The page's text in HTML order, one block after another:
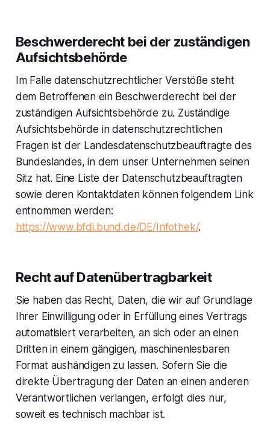
Beschwerderecht bei der zuständigen
Aufsichtsbehörde
Im Falle datenschutzrechtlicher Verstöße steht
dem Betroffenen ein Beschwerderecht bei der
zuständigen Aufsichtsbehörde zu. Zuständige
Aufsichtsbehörde in datenschutzrechtlichen
Fragen ist der Landesdatenschutzbeauftragte des
Bundeslandes, in dem unser Unternehmen seinen
Sitz hat. Eine Liste der Datenschutzbeauftragten
sowie deren Kontaktdaten können folgendem Link
entnommen werden:
https://www.bfdi.bund.de/DE/Infothek/.
Recht auf Datenübertragbarkeit
Sie haben das Recht, Daten, die wir auf Grundlage
Ihrer Einwilligung oder in Erfüllung eines Vertrags
automatisiert verarbeiten, an sich oder an einen
Dritten in einem gängigen, maschinenlesbaren
Format aushändigen zu lassen. Sofern Sie die
direkte Übertragung der Daten an einen anderen
Verantwortlichen verlangen, erfolgt dies nur,
soweit es technisch machbar ist.